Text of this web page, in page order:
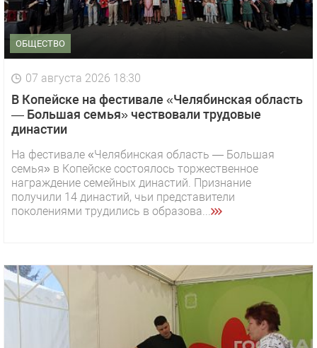
ОБЩЕСТВО
07 августа 2026 18:30
В Копейске на фестивале «Челябинская область
— Большая семья» чествовали трудовые
династии
На фестивале «Челябинская область — Большая
семья» в Копейске состоялось торжественное
награждение семейных династий. Признание
получили 14 династий, чьи представители
поколениями трудились в образова...